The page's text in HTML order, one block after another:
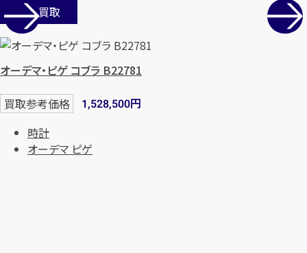
メールで無料相談する
店舗買取
オーデマ・ピゲ コブラ B22781
買取参考価格 1,528,500円
時計
オーデマ ピゲ